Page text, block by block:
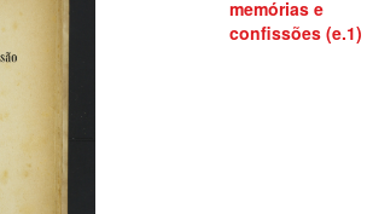
memórias e
confissões (e.1)